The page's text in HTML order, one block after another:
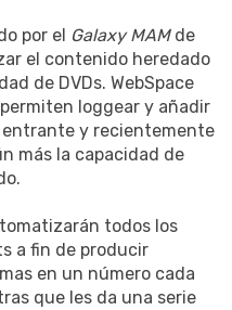
por el Galaxy MAMde
el contenido heredado
de DVDs. WebSpace
loggear y añadir
y recientemente
más la capacidad de
todos los
a fin de producir
en un número cada
que les da una serie